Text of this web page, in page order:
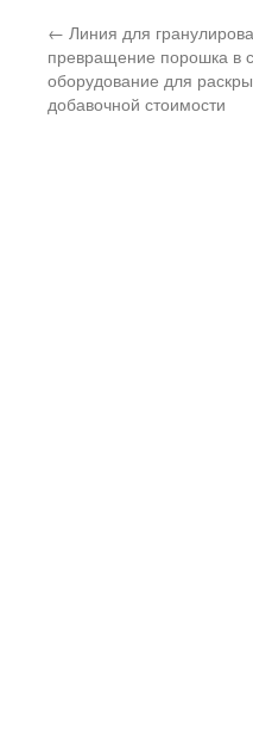
← Линия для
превращение порошка в
оборудование для
добавочной стоимости